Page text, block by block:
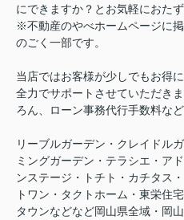
にできますか？とお気軽におた
※不動産のやべホームページに
のごく一部です。
当店ではお客様が少しでもお得
全力でサポートさせていただき
ろん、ローン事務代行手数料な
リーブルガーデン・クレイドル
ミングガーデン・テラシエ・ア
ンステージ・トチト・カチタス
トワン・タクトホーム・東栄住
タウンなどなど岡山県全域・岡